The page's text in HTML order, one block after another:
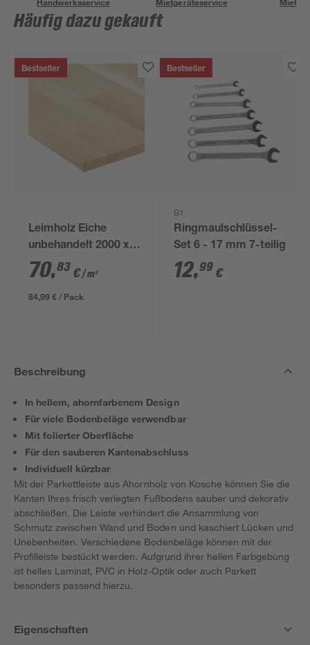
Häufig dazu gekauft
Bestseller
Leimholz Eiche
unbehandelt 2000 x
600 x 18 mm
70,83 €/ m²
84,99 € / Pack
Bestseller
B1
Ringmaulschlüssel-
Set 6 - 17 mm 7-teilig
12,99 €
Beschreibung
In hellem, ahornfarbenem Design
Für viele Bodenbeläge verwendbar
Mit folierter Oberfläche
Für den sauberen Kantenabschluss
Individuell kürzbar
Mit der Parkettleiste aus Ahornholz von Kosche können Sie die
Kanten Ihres frisch verlegten Fußbodens sauber und dekorativ
abschließen. Die Leiste verhindert die Ansammlung von
Schmutz zwischen Wand und Boden und kaschiert Lücken und
Unebenheiten. Verschiedene Bodenbeläge können mit der
Profilleiste bestückt werden. Aufgrund ihrer hellen Farbgebung
ist helles Laminat, PVC in Holz-Optik oder auch Parkett
besonders passend hierzu.
Eigenschaften